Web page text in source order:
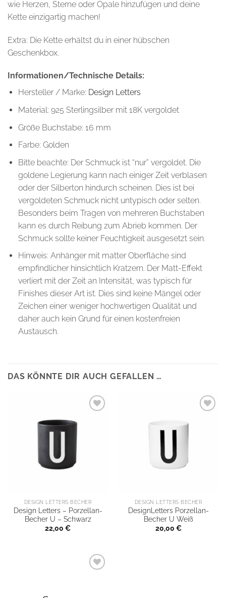
wie Herzen, Sterne oder Opale hinzufügen und deine
Kette einzigartig machen!
Extra: Die Kette erhältst du in einer hübschen
Geschenkbox.
Informationen/Technische Details:
Hersteller / Marke: Design Letters
Material: 925 Sterlingsilber mit 18K vergoldet
Größe Buchstabe: 16 mm
Farbe: Golden
Bitte beachte: Der Schmuck ist “nur” vergoldet. Die
goldene Legierung kann nach einiger Zeit verblasen
oder der Silberton hindurch scheinen. Dies ist bei
vergoldeten Schmuck nicht untypisch oder selten.
Besonders beim Tragen von mehreren Buchstaben
kann es durch Reibung zum Abrieb kommen. Der
Schmuck sollte keiner Feuchtigkeit ausgesetzt sein.
Hinweis: Anhänger mit matter Oberfläche sind
empfindlicher hinsichtlich Kratzern. Der Matt-Effekt
verliert mit der Zeit an Intensität, was typisch für
Finishes dieser Art ist. Dies sind keine Mängel oder
Zeichen einer weniger hochwertigen Qualität und
daher auch kein Grund für einen kostenfreien
Austausch.
DAS KÖNNTE DIR AUCH GEFALLEN …
DESIGN LETTERS BECHER
Design Letters – Porzellan-
Becher U – Schwarz
22,00 €
DESIGN LETTERS BECHER
DesignLetters Porzellan-
Becher U Weiß
20,00 €